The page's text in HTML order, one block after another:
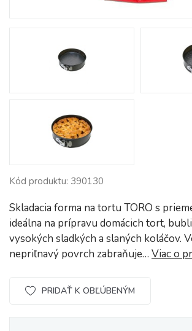
Kód produktu: 390130
Skladacia forma na tortu TORO s
ideálna na prípravu domácich tort,
vysokých sladkých a slaných koláčov.
nepriľnavý povrch zabraňuje… Viac o
PRIDAŤ K OBĽÚBENÝM